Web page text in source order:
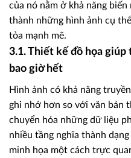
của nó nằm ở khả năng
thành những hình ảnh cụ
tỏa mạnh mẽ.
3.1. Thiết kế đồ họa
bao giờ hết
Hình ảnh có khả năng
ghi nhớ hơn so với văn bản
chuyển hóa những dữ liệu
nhiều tầng nghĩa thành
minh họa một cách trực